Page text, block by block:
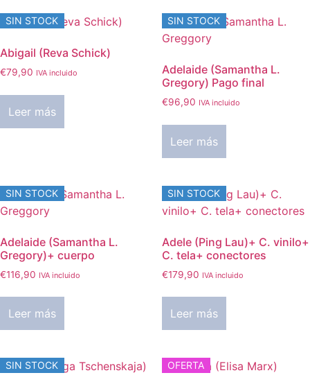
SIN STOCK
Abigail (Reva Schick)
€79,90 IVA incluido
Leer más
SIN STOCK
Adelaide (Samantha L.
Gregory) Pago final
€96,90 IVA incluido
Leer más
SIN STOCK
Adelaide (Samantha L.
Gregory)+ cuerpo
€116,90 IVA incluido
Leer más
SIN STOCK
Adele (Ping Lau)+ C. vinilo+
C. tela+ conectores
€179,90 IVA incluido
Leer más
SIN STOCK OFERTA